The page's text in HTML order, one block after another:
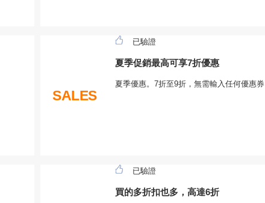
SALES
已驗證
夏季促銷最高可享7折優惠
夏季優惠。7折至9折，無需輸入任何優惠券
已驗證
買的多折扣也多，高達6折